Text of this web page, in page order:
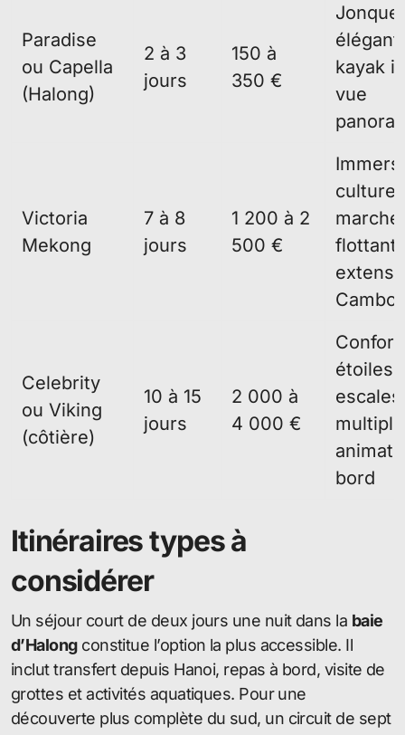
Paradise
ou Capella
(Halong)
2 à 3
jours
150 à
350 €
kayak
vue
Victoria
Mekong
7 à 8
jours
1 200 à 2
500 €
Celebrity
ou Viking
(côtière)
10 à 15
jours
2 000 à
4 000 €
Confort
étoiles,
escales
bord
Itinéraires types à
considérer
Un séjour court de deux jours une nuit dans la baie
d’Halongconstitue l’option la plus accessible. Il
inclut transfert depuis Hanoi, repas à bord, visite de
grottes et activités aquatiques. Pour une
découverte plus complète du sud, un circuit de sept